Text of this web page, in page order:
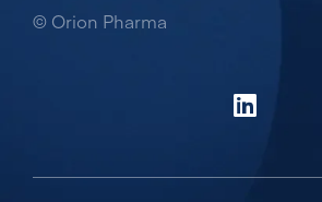
© Orion Pharma